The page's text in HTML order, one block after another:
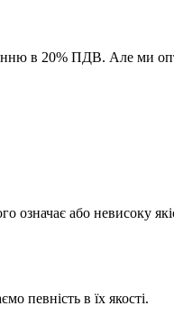
в 20% ПДВ. Але ми
або невисоку
певність в їх якості.